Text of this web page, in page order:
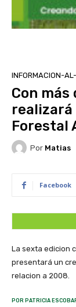
INFORMACION-
Con más
realizará
Forestal
Por Matias
Facebook
La sexta edicion
presentará un
relacion a 2008.
POR PATRICIA